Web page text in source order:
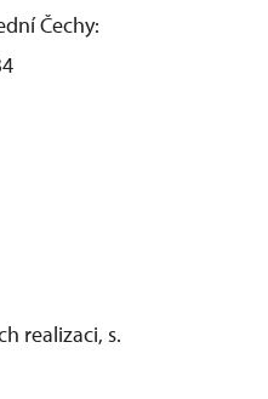
Čechy:
realizaci, s.